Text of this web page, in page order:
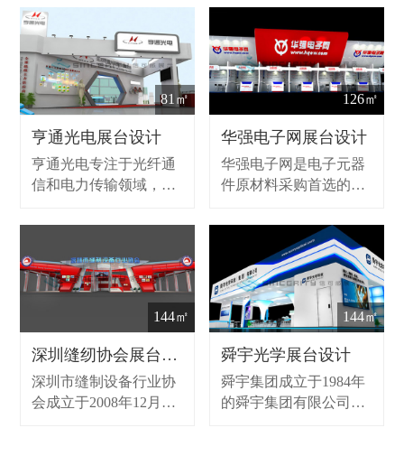
款平台。
的深圳国投证券有限公
司。金太阳炒股软件国
信证券金太阳是为公司
金色阳光高端客户提供
一个集行情、交易、金
色阳光服务三合一的投
资平台。
81㎡
亨通光电展台设计
亨通光电专注于光纤通
信和电力传输领域，构
通信全产业链及自主核
程、量子保密通信、大
数据等高端产品及新领
域，拓展新的战略空
间，形成“产品+运营
+服务”全价值链优势，
致力于打造全价值链综
合服务商。
126㎡
华强电子网展台设计
华强电子网是电子元器
件原材料采购首选的垂
IC交易网/电源开关_仪
表仪器交易网，为全球
电子元件/配件采购商、
供应商、贸易商、制造
商提供更专业的服务。
144㎡
深圳缝纫协会展台设计
深圳市缝制设备行业协
会成立于2008年12月13
144㎡
舜宇光学展台设计
舜宇集团成立于1984年
的舜宇集团有限公司主